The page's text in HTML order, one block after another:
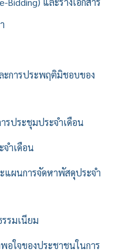
ะการประพฤติมิชอบของ
รประชุมประจำเดือน
จำเดือน
แผนการจัดหาพัสดุประจำ
รรมเนียม
ใจของประชาชนในการ